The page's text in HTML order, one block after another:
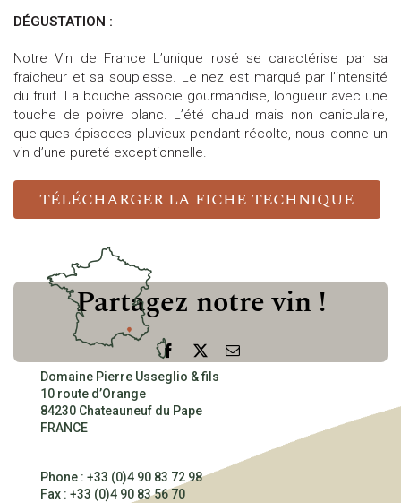
DÉGUSTATION :
Notre Vin de France L’unique rosé se caractérise par sa
fraicheur et sa souplesse. Le nez est marqué par l’intensité
du fruit. La bouche associe gourmandise, longueur avec une
touche de poivre blanc. L’été chaud mais non caniculaire,
quelques épisodes pluvieux pendant récolte, nous donne un
vin d’une pureté exceptionnelle.
TÉLÉCHARGER LA FICHE TECHNIQUE
Partagez notre vin !
Facebook
Email
Domaine Pierre Usseglio & fils
10 route d’Orange
84230 Chateauneuf du Pape
FRANCE
Phone : +33 (0)4 90 83 72 98
Fax : +33 (0)4 90 83 56 70